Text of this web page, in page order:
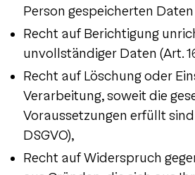
Person gespeicherten Daten
Recht auf Berichtigung
unvollständiger Daten (Art.
Recht auf Löschung oder
Verarbeitung, soweit die
Voraussetzungen erfüllt sind
DSGVO),
Recht auf Widerspruch